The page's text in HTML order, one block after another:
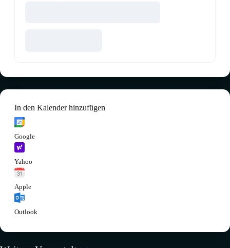
In den Kalender hinzufügen
Google
Yahoo
Apple
Outlook